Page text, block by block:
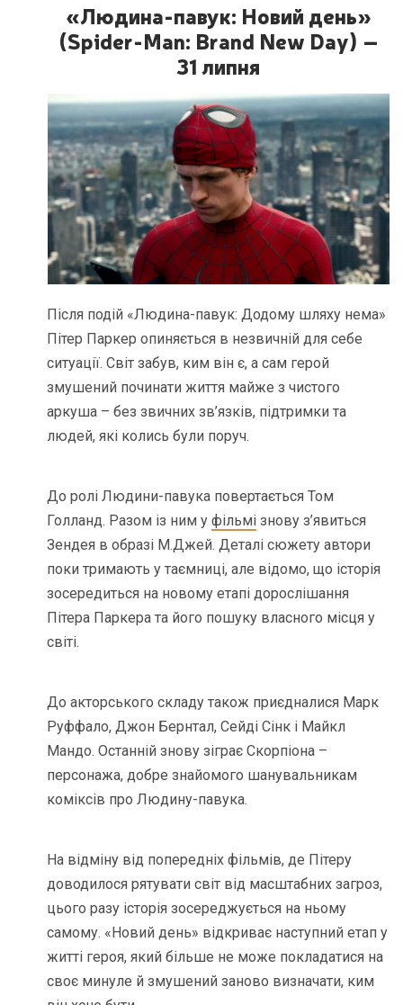
«Людина-павук: Новий день»
(Spider-Man: Brand New Day) –
31 липня
Після подій «Людина-павук: Додому шляху нема»
Пітер Паркер опиняється в незвичній для себе
ситуації. Світ забув, ким він є, а сам герой
змушений починати життя майже з чистого
аркуша – без звичних зв’язків, підтримки та
людей, які колись були поруч.
До ролі Людини-павука повертається Том
Голланд. Разом із ним уфільмі знову з’явиться
Зендея в образі М.Джей. Деталі сюжету автори
поки тримають у таємниці, але відомо, що історія
зосередиться на новому етапі дорослішання
Пітера Паркера та його пошуку власного місця у
світі.
До акторського складу також приєдналися Марк
Руффало, Джон Бернтал, Сейді Сінк і Майкл
Мандо. Останній знову зіграє Скорпіона –
персонажа, добре знайомого шанувальникам
коміксів про Людину-павука.
На відміну від попередніх фільмів, де Пітеру
доводилося рятувати світ від масштабних загроз,
цього разу історія зосереджується на ньому
самому. «Новий день» відкриває наступний етап у
житті героя, який більше не може покладатися на
своє минуле й змушений заново визначати, ким